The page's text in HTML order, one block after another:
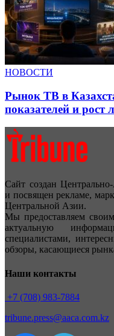
НОВОСТИ
Рынок ТВ в
показателей и рост
Сайт создан
и посвящен рекламе,
Центральной Азии.
Мы предоставляем
актуальную
специалистами,
обзоры, касающиеся
Наши контакты
+7 (708) 983-7884
tribune.press@aaca.com.kz